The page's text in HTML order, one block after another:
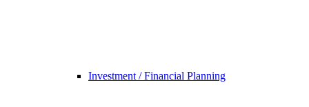
Investment / Financial Planning